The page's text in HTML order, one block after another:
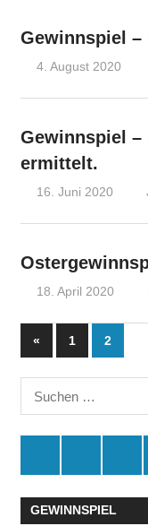
Gewinnspiel –
4. August 2020
Gewinnspiel –
ermittelt.
16. Juni 2020
18. April 2020
der
Beiträge
«Vorherige
Beiträge
1 2
nach:
GEWINNSPIEL